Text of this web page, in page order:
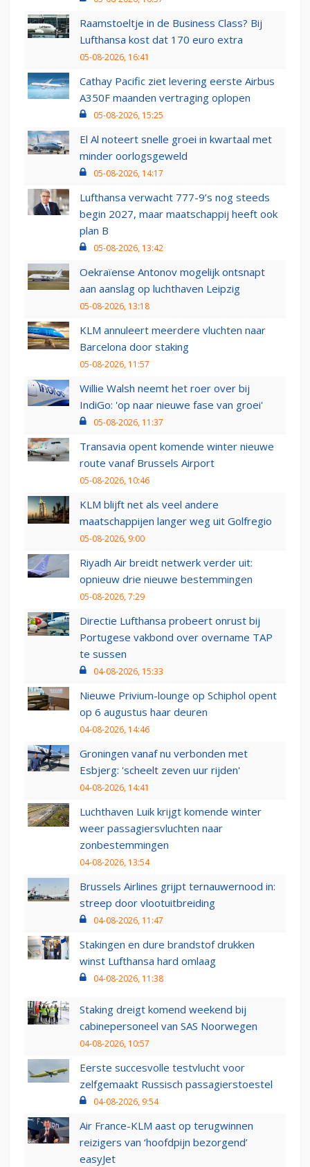
Raamstoeltje in de Business Class? Bij
Lufthansa kost dat 170 euro extra
05-08-2026, 16:41
Cathay Pacific ziet levering eerste Airbus
A350F maanden vertraging oplopen
05-08-2026, 15:25
El Al noteert snelle groei in kwartaal met
minder oorlogsgeweld
05-08-2026, 14:17
Lufthansa verwacht 777-9’s nog steeds
begin 2027, maar maatschappij heeft ook
plan B
05-08-2026, 13:42
Oekraïense Antonov mogelijk ontsnapt
aan aanslag op luchthaven Leipzig
05-08-2026, 13:18
KLM annuleert meerdere vluchten naar
Barcelona door staking
05-08-2026, 11:57
Willie Walsh neemt het roer over bij
IndiGo: 'op naar nieuwe fase van groei'
05-08-2026, 11:37
Transavia opent komende winter nieuwe
route vanaf Brussels Airport
05-08-2026, 10:46
KLM blijft net als veel andere
maatschappijen langer weg uit Golfregio
05-08-2026, 9:00
Riyadh Air breidt netwerk verder uit:
opnieuw drie nieuwe bestemmingen
05-08-2026, 7:29
Directie Lufthansa probeert onrust bij
Portugese vakbond over overname TAP
te sussen
04-08-2026, 15:33
Nieuwe Privium-lounge op Schiphol opent
op 6 augustus haar deuren
04-08-2026, 14:46
Groningen vanaf nu verbonden met
Esbjerg: 'scheelt zeven uur rijden'
04-08-2026, 14:41
Luchthaven Luik krijgt komende winter
weer passagiersvluchten naar
zonbestemmingen
04-08-2026, 13:54
Brussels Airlines grijpt ternauwernood in:
streep door vlootuitbreiding
04-08-2026, 11:47
Stakingen en dure brandstof drukken
winst Lufthansa hard omlaag
04-08-2026, 11:38
Staking dreigt komend weekend bij
cabinepersoneel van SAS Noorwegen
04-08-2026, 10:57
Eerste succesvolle testvlucht voor
zelfgemaakt Russisch passagierstoestel
04-08-2026, 9:54
Air France-KLM aast op terugwinnen
reizigers van ‘hoofdpijn bezorgend’
easyJet